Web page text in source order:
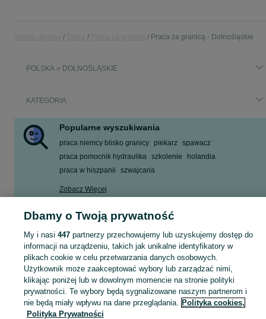
Praca za granicą - Dolnośląskie
POLSKA » DOLNOŚLĄSKIE
KATEGORIA
Popularne wyszukiwania
praca niemcy blisko granicy piekarz spawacz
praca pomocnik hydraulika szkolenie
holandia
praca w hiszpanii
szwajcaria
Zobacz Więcej
Mapa kategorii
Mapa miejscowości
Mapa ministron
Popularne wyszukiwania
Dbamy o Twoją prywatność
My i nasi 447partnerzy przechowujemy lub uzyskujemy dostęp do
informacji na urządzeniu, takich jak unikalne identyfikatory w
plikach cookie w celu przetwarzania danych osobowych.
Użytkownik może zaakceptować wybory lub zarządzać nimi,
klikając poniżej lub w dowolnym momencie na stronie polityki
prywatności. Te wybory będą sygnalizowane naszym partnerom i
nie będą miały wpływu na dane przeglądania. Polityka cookies,
Polityka Prywatności